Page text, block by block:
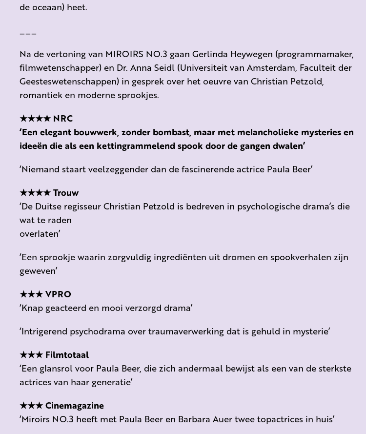
de oceaan) heet.
Na de vertoning van MIROIRS NO.3 gaan Gerlinda Heywegen (programmamaker,
filmwetenschapper) en Dr. Anna Seidl (Universiteit van Amsterdam, Faculteit der
Geesteswetenschappen) in gesprek over het oeuvre van Christian Petzold,
romantiek en moderne sprookjes.
★★★★ NRC
‘Een elegant bouwwerk, zonder bombast, maar met melancholieke mysteries en
ideeën die als een kettingrammelend spook door de gangen dwalen’
‘Niemand staart veelzeggender dan de fascinerende actrice Paula Beer’
★★★★ Trouw
‘De Duitse regisseur Christian Petzold is bedreven in psychologische drama’s die
wat te raden
overlaten’
‘Een sprookje waarin zorgvuldig ingrediënten uit dromen en spookverhalen zijn
geweven’
★★★ VPRO
‘Knap geacteerd en mooi verzorgd drama’
‘Intrigerend psychodrama over traumaverwerking dat is gehuld in mysterie’
★★★ Filmtotaal
‘Een glansrol voor Paula Beer, die zich andermaal bewijst als een van de sterkste
actrices van haar generatie’
★★★ Cinemagazine
‘Miroirs NO.3 heeft met Paula Beer en Barbara Auer twee topactrices in huis’